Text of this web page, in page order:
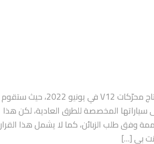
أعلنت شركة بي إم دبليو العام الماضي أنها ستنهى إنتاج محرّكات V12 في يونيو 2022، حيث ستقوم
المخصصة للطرق العادية، لكن هذا
وفق طلب الزبائن، كما لا يشمل هذا القرار
بي […]